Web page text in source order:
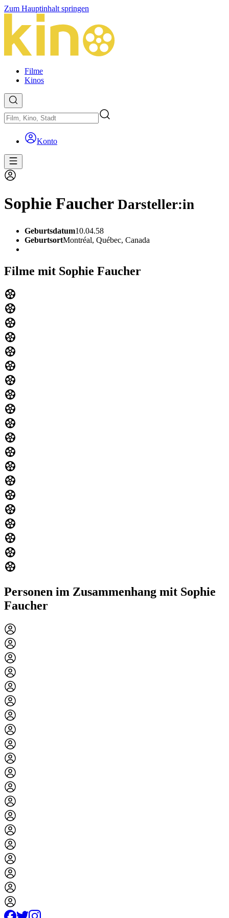
Zum Hauptinhalt springen
Filme
Kinos
Konto
Sophie Faucher Darsteller:in
Geburtsdatum10.04.58
GeburtsortMontréal, Québec, Canada
Filme mit Sophie Faucher
Personen im Zusammenhang mit Sophie
Faucher